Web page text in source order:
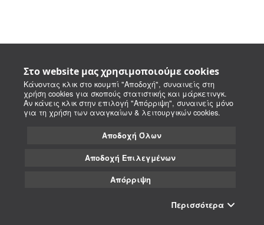
Στο website μας χρησιμοποιούμε cookies
Κάνοντας κλικ στο κουμπί "Αποδοχή", συναινείς στη
χρήση cookies για σκοπούς στατιστικής και μάρκετινγκ.
Αν κάνεις κλικ στην επιλογή "Απόρριψη", συναινείς μόνο
για τη χρήση των αναγκαίων & λειτουργικών cookies.
Αποδοχή Όλων
Αποδοχή Επιλεγμένων
Απόρριψη
Περισσότερα